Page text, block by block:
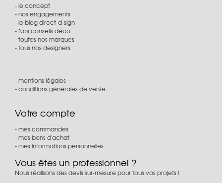
le concept
nos engagements
le blog direct-d-sign
Nos conseils déco
toutes nos marques
tous nos designers
mentions légales
conditions générales de vente
Votre compte
mes commandes
mes bons d'achat
mes informations personnelles
Vous êtes un professionnel ?
Nous réalisons des devis sur-mesure pour tous vos projets !